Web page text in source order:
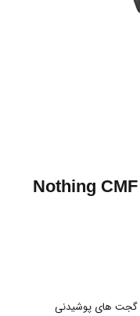
هدفون بلوتوث گردنی ناتینگ Nothing CMF
گجت های پوشیدنی